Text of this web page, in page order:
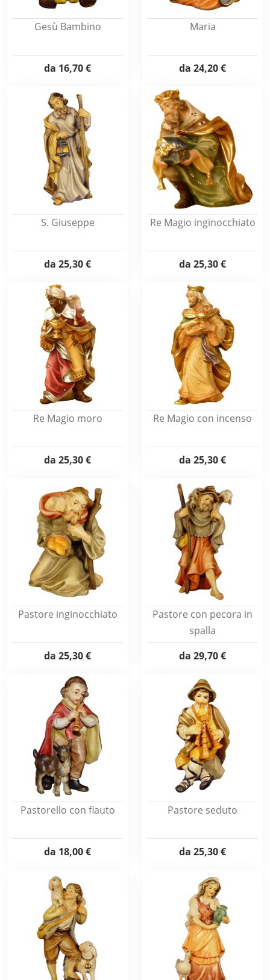
Gesù Bambino
da 16,70 €
Maria
da 24,20 €
S. Giuseppe
da 25,30 €
Re Magio inginocchiato
da 25,30 €
Re Magio moro
da 25,30 €
Re Magio con incenso
da 25,30 €
Pastore inginocchiato
da 25,30 €
Pastore con pecora in
spalla
da 29,70 €
Pastorello con flauto
da 18,00 €
Pastore seduto
da 25,30 €